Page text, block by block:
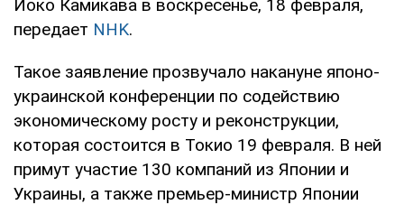
Йоко Камикава в воскресенье, 18 февраля,
передает NHK.
Такое заявление прозвучало накануне японо-
украинской конференции по содействию
экономическому росту и реконструкции,
которая состоится в Токио 19 февраля. В ней
примут участие 130 компаний из Японии и
Украины, а также премьер-министр Японии